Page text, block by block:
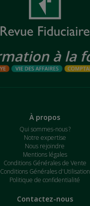
À propos
Qui sommes-nous ?
Notre expertise
Nous rejoindre
Mentions légales
Conditions Générales de Vente
Conditions Générales d'Utilisation
Politique de confidentialité
Contactez-nous